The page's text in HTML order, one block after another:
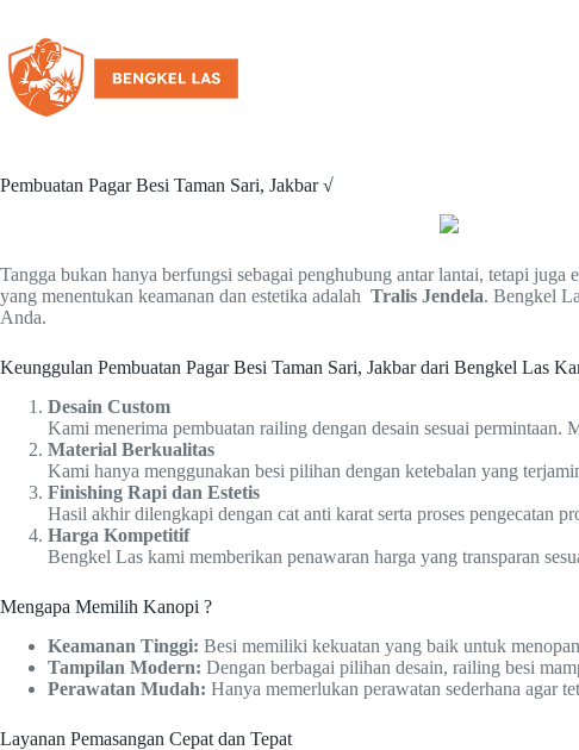
Pembuatan Pagar Besi Taman Sari, Jakbar √
Tangga bukan hanya berfungsi sebagai penghubung antar lantai, tetapi
yang menentukan keamanan dan estetika adalah Tralis Jendela. Bengkel
Anda.
Keunggulan Pembuatan Pagar Besi Taman Sari, Jakbar dari Bengkel Las
Desain Custom
Kami menerima pembuatan railing dengan desain sesuai
Material Berkualitas
Kami hanya menggunakan besi pilihan dengan ketebalan yang
Finishing Rapi dan Estetis
Hasil akhir dilengkapi dengan cat anti karat serta proses pengecatan
Harga Kompetitif
Bengkel Las kami memberikan penawaran harga yang transparan
Mengapa Memilih Kanopi ?
Keamanan Tinggi: Besi memiliki kekuatan yang baik untuk
Tampilan Modern: Dengan berbagai pilihan desain, railing besi
Perawatan Mudah: Hanya memerlukan perawatan sederhana agar
Layanan Pemasangan Cepat dan Tepat